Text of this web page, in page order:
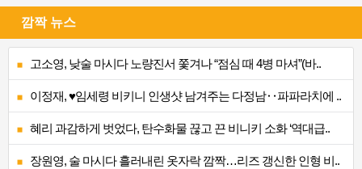
깜짝 뉴스
고소영, 낮술 마시다 노량진서 쫓겨나 “점심 때 4병 마셔”(바..
이정재, ♥임세령 비키니 인생샷 남겨주는 다정남‥파파라치에 ..
혜리 과감하게 벗었다, 탄수화물 끊고 끈 비니키 소화 ‘역대급..
장원영, 술 마시다 흘러내린 옷자락 깜짝…리즈 갱신한 인형 비..